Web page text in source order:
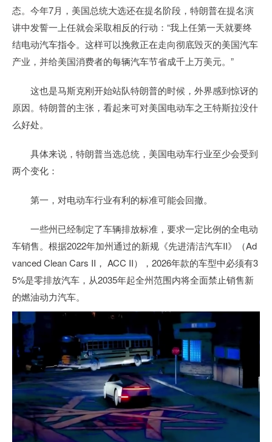
态。今年7月，美国总统大选还在提名阶段，特朗普在提名演
讲中发誓一上任就会采取相反的行动：“我上任第一天就要终
结电动汽车指令。这样可以挽救正在走向彻底毁灭的美国汽车
产业，并给美国消费者的每辆汽车节省成千上万美元。”
这也是马斯克刚开始站队特朗普的时候，外界感到惊讶的
原因。特朗普的主张，看起来可对美国电动车之王特斯拉没什
么好处。
具体来说，特朗普当选总统，美国电动车行业至少会受到
两个变化：
第一，对电动车行业有利的标准可能会回撤。
一些州已经制定了车辆排放标准，要求一定比例的全电动
车销售。根据2022年加州通过的新规《先进清洁汽车II》（Ad
vanced Clean Cars II， ACC II），2026年款的车型中必须有3
5%是零排放汽车，从2035年起全州范围内将全面禁止销售新
的燃油动力汽车。